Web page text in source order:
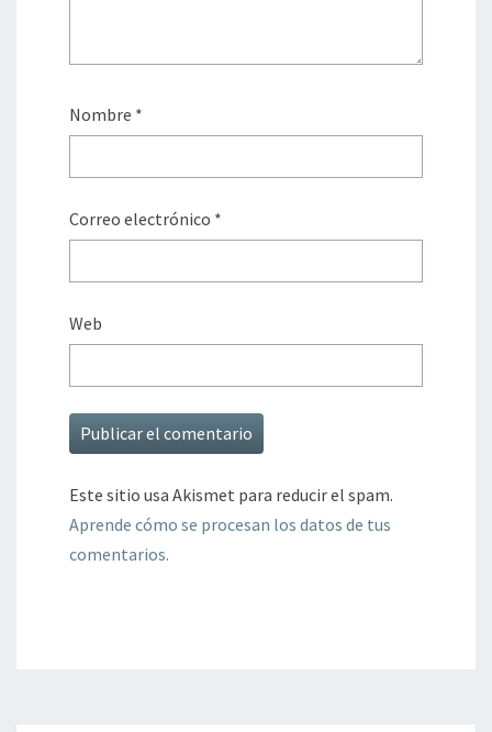
Nombre *
Correo electrónico *
Web
Este sitio usa Akismet para reducir el spam.
Aprende cómo se procesan los datos de tus
comentarios.